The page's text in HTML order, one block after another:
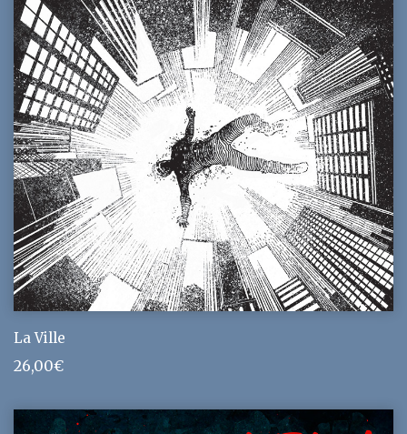
La Ville
26,00€